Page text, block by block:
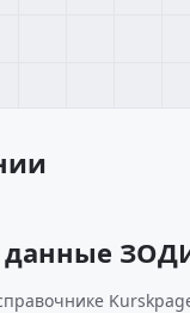
данные